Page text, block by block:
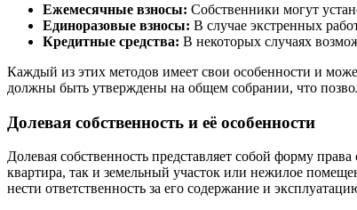
Ежемесячные взносы: Собственники могут
Единоразовые взносы: В случае экстренных
Кредитные средства: В некоторых случаях
Каждый из этих методов имеет свои особенности и
должны быть утверждены на общем собрании, что
Долевая собственность и её особенности
Долевая собственность представляет собой форму
квартира, так и земельный участок или нежилое
нести ответственность за его содержание и